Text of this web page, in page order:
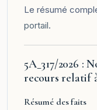
Le résumé
portail.
5A_317/2026 :
recours relatif
Résumé des faits